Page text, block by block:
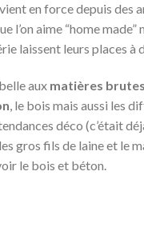
en force depuis des
l’on aime “home
laissent leurs places à
aux matières brutes
, le bois mais aussi les
déco (c’était
gros fils de laine et le
le bois et béton.